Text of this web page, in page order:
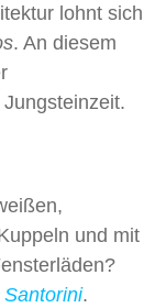
lohnt sich
. An diesem
und mit
Santorini.